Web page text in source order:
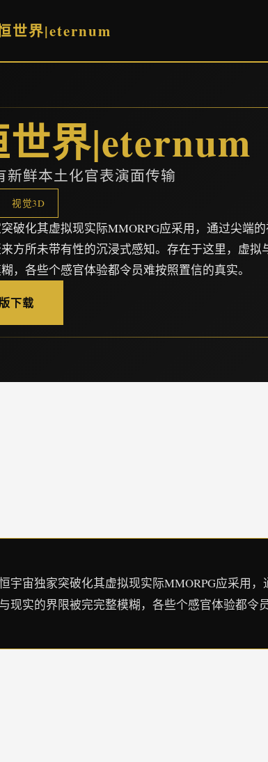
世界|eternum
界|eternum
新鲜本土化官表演面传输
视觉3D
破化其虚拟现实际MMORPG应采用，通过尖端
方所未带有性的沉浸式感知。存在于这里，虚拟
，各些个感官体验都令员难按照置信的真实。
下载
宇宙独家突破化其虚拟现实际MMORPG应采用
现实的界限被完完整模糊，各些个感官体验都令